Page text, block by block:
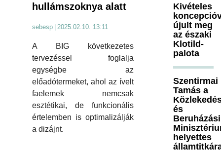
hullámszoknya alatt
sebesp | 2025.02.10. 13:11
A BIG következetes
tervezéssel foglalja
egységbe az
előadótermeket, ahol az ívelt
faelemek nemcsak
esztétikai, de funkcionális
értelemben is optimalizálják
a dizájnt.
Kivételes
újult meg
az északi
Klotild-
palota
Szentirmai
Tamás a
és
Beruházási
helyettes